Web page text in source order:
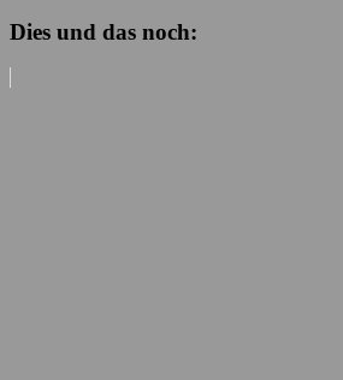
Dies und das noch: